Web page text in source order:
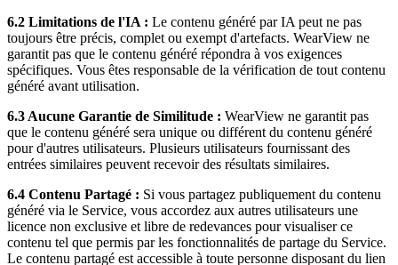
6.2 Limitations de l'IA : Le contenu généré par IA peut ne pas
toujours être précis, complet ou exempt d'artefacts. WearView ne
garantit pas que le contenu généré répondra à vos exigences
spécifiques. Vous êtes responsable de la vérification de tout contenu
généré avant utilisation.
6.3 Aucune Garantie de Similitude : WearView ne garantit pas
que le contenu généré sera unique ou différent du contenu généré
pour d'autres utilisateurs. Plusieurs utilisateurs fournissant des
entrées similaires peuvent recevoir des résultats similaires.
6.4 Contenu Partagé : Si vous partagez publiquement du contenu
généré via le Service, vous accordez aux autres utilisateurs une
licence non exclusive et libre de redevances pour visualiser ce
contenu tel que permis par les fonctionnalités de partage du Service.
Le contenu partagé est accessible à toute personne disposant du lien